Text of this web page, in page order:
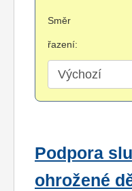
Směr
řazení:
Podpora
ohrožené